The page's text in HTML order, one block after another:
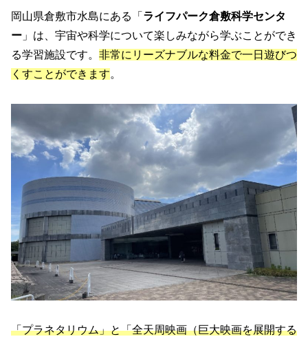
岡山県倉敷市水島にある「 ライフパーク倉敷科学センタ
ー 」は、宇宙や科学について楽しみながら学ぶことができ
る学習施設です。 非常にリーズナブルな料金で一日遊びつ
くすことができます。
「プラネタリウム」と「全天周映画（巨大映画を展開する